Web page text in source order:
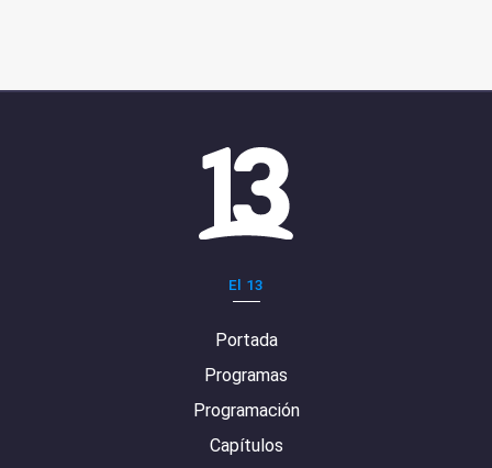
El 13
Portada
Programas
Programación
Capítulos